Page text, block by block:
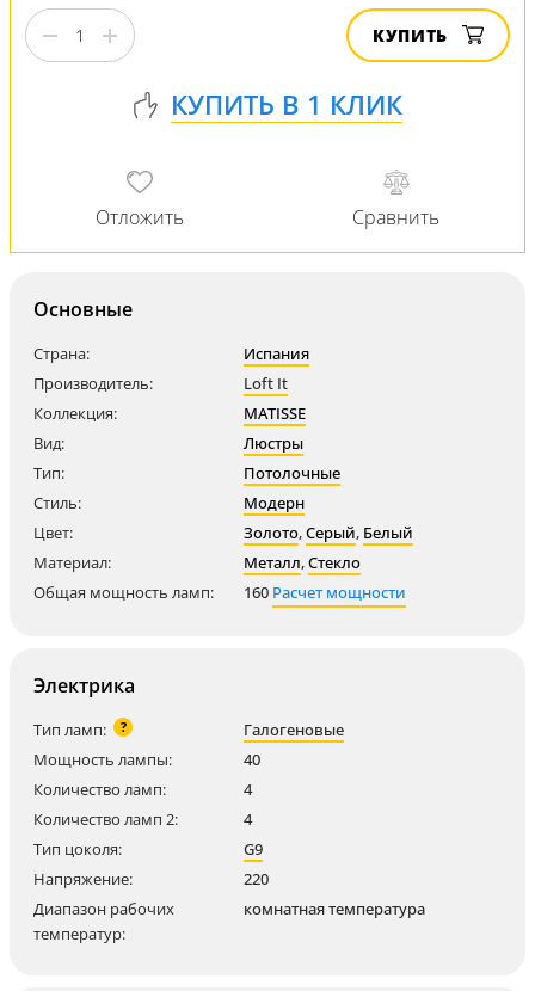
КУПИТЬ
Основные
Страна:
Испания
Производитель:
Loft It
Коллекция:
MATISSE
Вид:
Люстры
Тип:
Потолочные
Стиль:
Модерн
Цвет:
Золото,Серый, Белый
Материал:
Металл,Стекло
Общая мощность ламп:
160 Расчет мощности
Электрика
Тип ламп: ?
Галогеновые
Мощность лампы:
40
Количество ламп:
4
Количество ламп 2:
4
Тип цоколя:
G9
Напряжение:
220
Диапазон рабочих
температур:
комнатная температура